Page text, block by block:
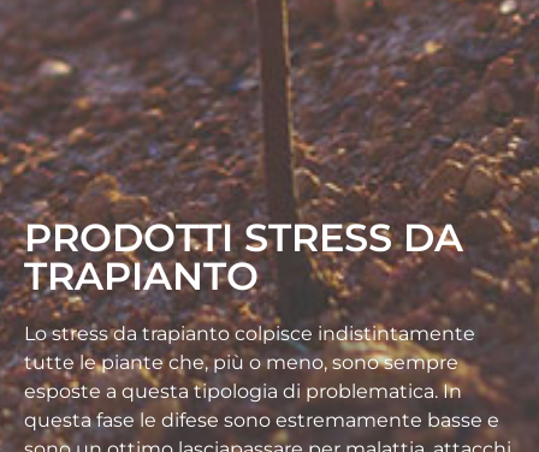
PRODOTTI STRESS DA
TRAPIANTO
Lo stress da trapianto colpisce indistintamente
tutte le piante che, più o meno, sono sempre
esposte a questa tipologia di problematica. In
questa fase le difese sono estremamente basse e